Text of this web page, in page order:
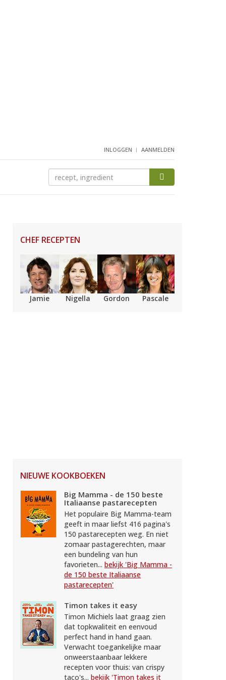
INLOGGEN AANMELDEN
CHEF RECEPTEN
Jamie Nigella Gordon Pascale
NIEUWE KOOKBOEKEN
Big Mamma - de 150 beste
Italiaanse pastarecepten
Het populaire Big Mamma-team
geeft in maar liefst 416 pagina's
150 pastarecepten weg. En niet
zomaar pastagerechten, maar
een bundeling van hun
favorieten... bekijk 'Big Mamma -
de 150 beste Italiaanse
pastarecepten'
Timon takes it easy
Timon Michiels laat graag zien
dat topkwaliteit en eenvoud
perfect hand in hand gaan.
Verwacht toegankelijke maar
onweerstaanbaar lekkere
recepten voor thuis: van crispy
taco's... bekijk 'Timon takes it